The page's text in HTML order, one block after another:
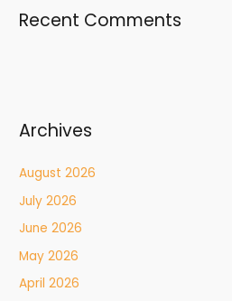
Recent Comments
Archives
August 2026
July 2026
June 2026
May 2026
April 2026